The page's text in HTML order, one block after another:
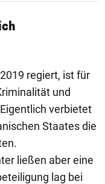
regiert, ist für
und
verbietet
Staates die
ließen aber eine
lag bei